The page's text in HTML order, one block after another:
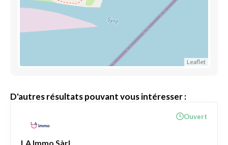
Leaflet
D'autres résultats pouvant vous intéresser :
LA Immo Sàrl
Ouvert